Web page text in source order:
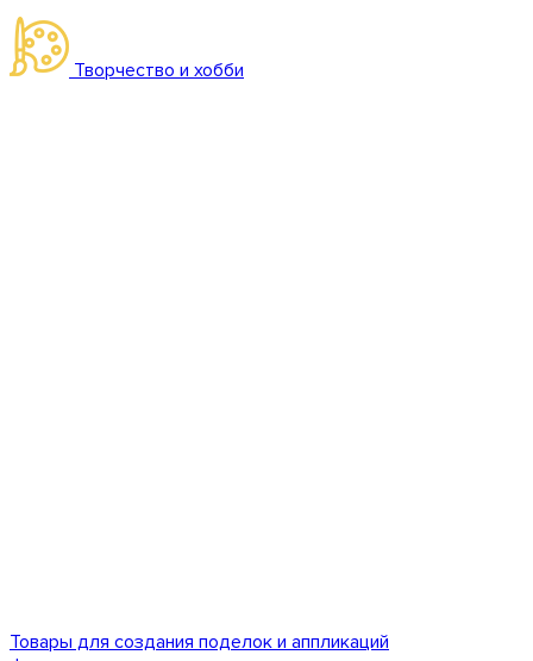
Творчество и хобби
Товары для создания поделок и аппликаций